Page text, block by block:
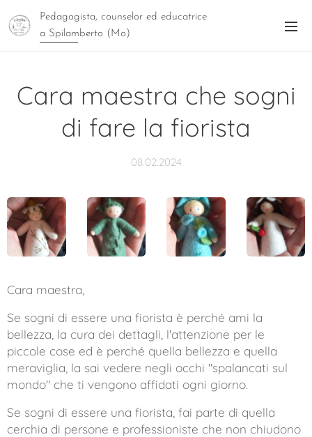
Pedagogista, counselor ed educatrice
a Spilamberto (Mo)
Cara maestra che sogni
di fare la fiorista
08.02.2024
Cara maestra,
Se sogni di essere una fiorista è perché ami la
bellezza, la cura dei dettagli, l'attenzione per le
piccole cose ed è perché quella bellezza e quella
meraviglia, la sai vedere negli occhi "spalancati sul
mondo" che ti vengono affidati ogni giorno.
Se sogni di essere una fiorista, fai parte di quella
cerchia di persone e professioniste che non chiudono